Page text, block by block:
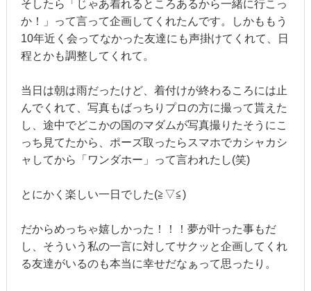
そしたら「じゃあ着れるところあるから一緒に行こっ
か！」って言って企画してくれたんです。しかももう
10年近く会ってなかった友達にも声掛けてくれて、日
程とかも調整してくれて。
当日は朝は雨だったけど、着付けが終わるころには止
んでくれて、写真もばっちりプロの方に撮って貰えた
し、途中でどこかの国のマダムが写真撮りたそうにこ
っち見てたから、ポーズ取ったらスマホでカシャカシ
ャしてから「ワンダホー」って言われたし(笑)
とにかく楽しい一日でした(≧▽≦)
だからめっちゃ嬉しかった！！！夢が叶った事もだ
し、そういう私の一言に対してサクッと企画してくれ
る友達がいるのも本当に幸せだなぁって思ったり。